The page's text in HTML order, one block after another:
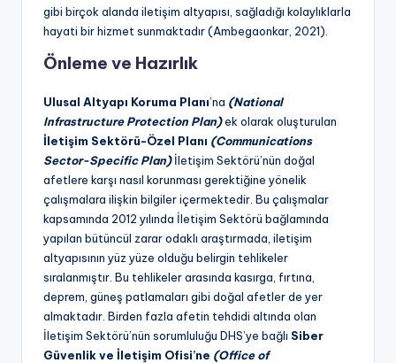
gibi birçok alanda iletişim altyapısı, sağladığı kolaylıklarla
hayati bir hizmet sunmaktadır (Ambegaonkar, 2021).
Önleme ve Hazırlık
Ulusal Altyapı Koruma Planı’na (National
Infrastructure Protection Plan)ek olarak oluşturulan
İletişim Sektörü-Özel Planı (Communications
Sector-Specific Plan)İletişim Sektörü’nün doğal
afetlere karşı nasıl korunması gerektiğine yönelik
çalışmalara ilişkin bilgiler içermektedir. Bu çalışmalar
kapsamında 2012 yılında İletişim Sektörü bağlamında
yapılan bütüncül zarar odaklı araştırmada, iletişim
altyapısının yüz yüze olduğu belirgin tehlikeler
sıralanmıştır. Bu tehlikeler arasında kasırga, fırtına,
deprem, güneş patlamaları gibi doğal afetler de yer
almaktadır. Birden fazla afetin tehdidi altında olan
İletişim Sektörü’nün sorumluluğu DHS’ye bağlı Siber
Güvenlik ve İletişim Ofisi’ne (Office of